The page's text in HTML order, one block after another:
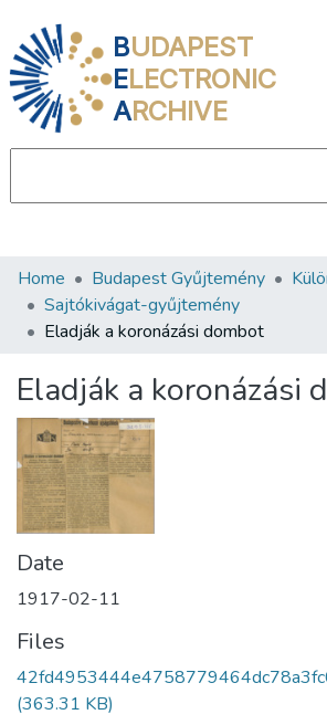
BUDAPEST
ELECTRONIC
ARCHIVE
Communities & Collections
All of DSpace
About us
Home Budapest Gyűjtemény
Sajtókivágat-gyűjtemény
Eladják a koronázási dombot
Eladják a koronázási
Date
1917-02-11
Files
(363.31 KB)